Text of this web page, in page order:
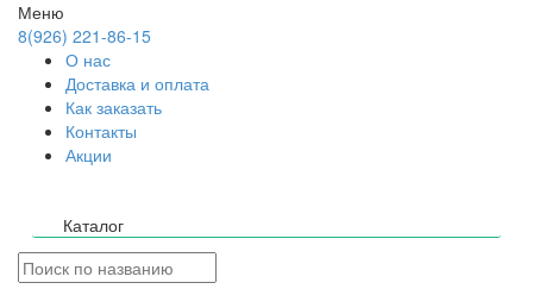
Меню
8(926) 221-86-15
О нас
Доставка и оплата
Как заказать
Контакты
Акции
Каталог